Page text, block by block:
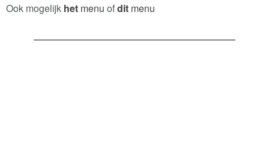
Ook mogelijk het menu ofdit menu